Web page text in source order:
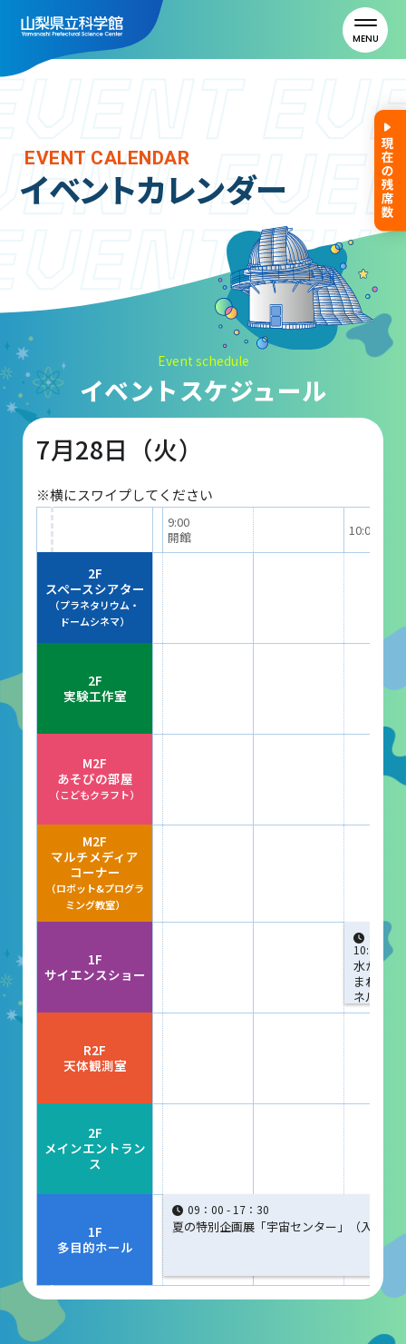
MENU
利用案内
山梨県立科学館について
団体予約受付
2026年度の利用はこちら
施設案内
フロアガイド
展望テラス・円形広場
スペースシアター
実験工作室
ミュージアムショップ
レストラン
あそびの部屋
マルチメディアコーナー
大村智名誉館長
サイエンスショーブース
多目的ホール
作品展
大村賞
科学館で働きたい方へ
EVENT CALENDAR
イベントカレンダー
Event schedule
イベントスケジュール
7月28日（火）
※横にスワイプしてください
9:00
開館
10:00
2F
スペースシアター
（プラネタリウム・
ドームシネマ）
2F
実験工作室
M2F
あそびの部屋
（こどもクラフト）
M2F
マルチメディア
コーナー
（ロボット&プログラ
ミング教室）
1F
サイエンスショー
R2F
天体観測室
2F
メインエントラン
ス
1F
多目的ホール
10:00 -
10:25
水から生
まれるエ
ネルギー
ってなぁ
09：00 - 17：30
夏の特別企画展「宇宙センター」（入場